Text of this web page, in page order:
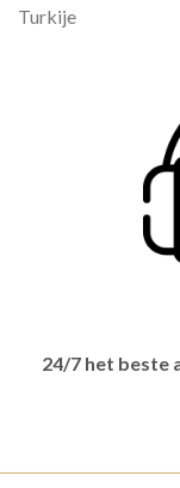
Turkije
24/7 het beste